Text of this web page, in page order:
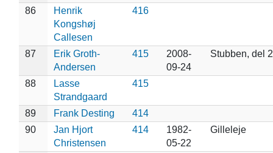
86
Henrik
Kongshøj
Callesen
416
87
Erik Groth-
Andersen
415
2008-
09-24
Stubben, del 2
88
Lasse
Strandgaard
415
89 Frank Desting
414
90
Jan Hjort
Christensen
414
1982-
05-22
Gilleleje